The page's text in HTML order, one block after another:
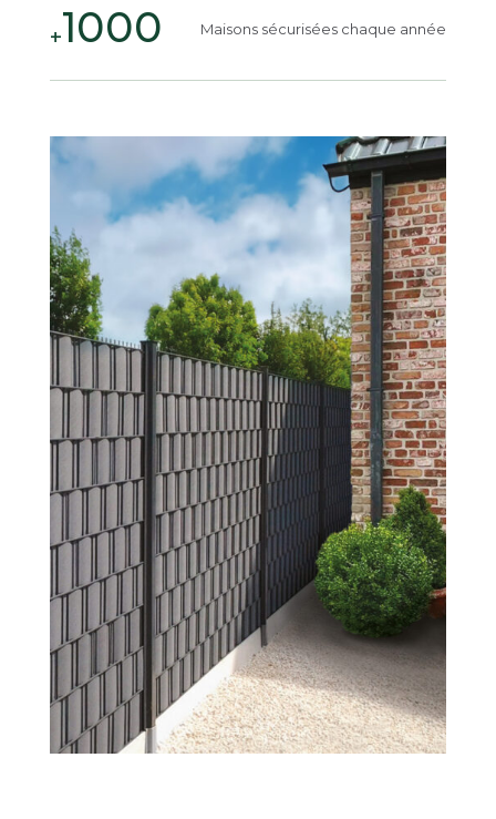
+1000 Maisons sécurisées chaque année